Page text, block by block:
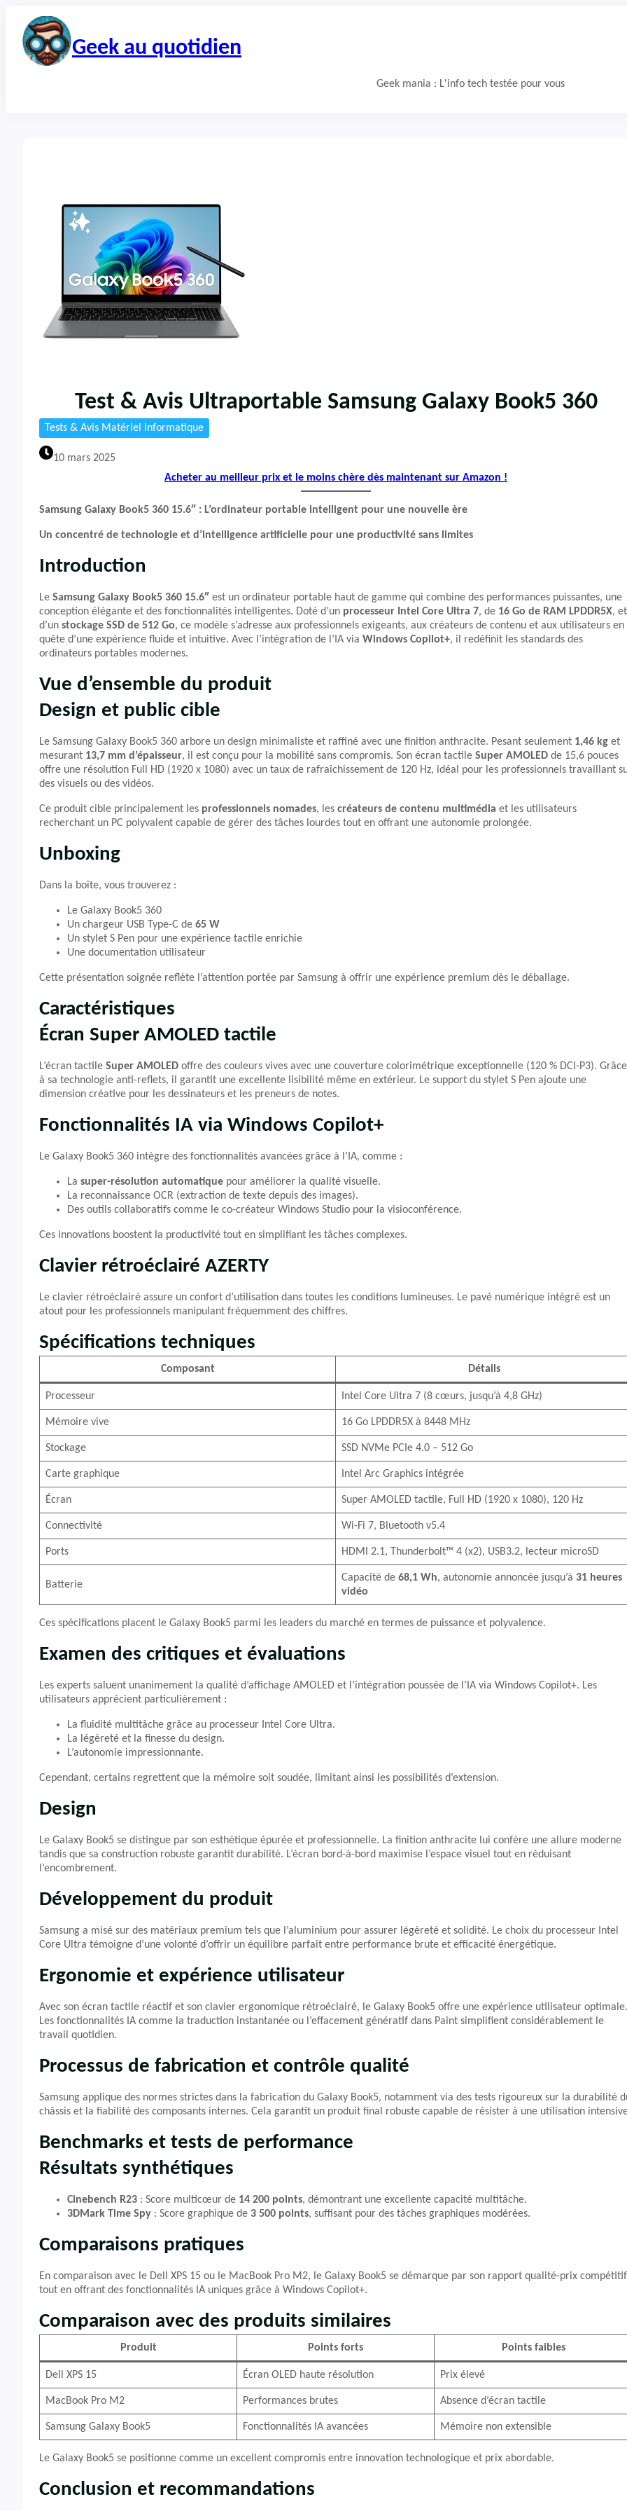
contenu
Geek au quotidien
Geek mania : L'info tech testée pour vous
Test & Avis Ultraportable Samsung Galaxy Book5 360
Tests & Avis Matériel informatique
10 mars 2025
Acheter au meilleur prix et le moins chère dès maintenant sur Amazon !
Samsung Galaxy Book5 360 15.6″ : L’ordinateur portable intelligent pour une nouvelle ère
Un concentré de technologie et d’intelligence artificielle pour une productivité sans limites
Introduction
Le Samsung Galaxy Book5 360 15.6″ est un ordinateur portable haut de gamme qui combine des performances puissantes, une
conception élégante et des fonctionnalités intelligentes. Doté d’un processeur Intel Core Ultra 7, de 16 Go de RAM LPDDR5X, et
d’un stockage SSD de 512 Go, ce modèle s’adresse aux professionnels exigeants, aux créateurs de contenu et aux utilisateurs en
quête d’une expérience fluide et intuitive. Avec l’intégration de l’IA via Windows Copilot+, il redéfinit les standards des
ordinateurs portables modernes.
Vue d’ensemble du produit
Design et public cible
Le Samsung Galaxy Book5 360 arbore un design minimaliste et raffiné avec une finition anthracite. Pesant seulement 1,46 kg et
mesurant 13,7 mm d’épaisseur, il est conçu pour la mobilité sans compromis. Son écran tactile Super AMOLED de 15,6 pouces
offre une résolution Full HD (1920 x 1080) avec un taux de rafraîchissement de 120 Hz, idéal pour les professionnels travaillant
des visuels ou des vidéos.
Ce produit cible principalement les professionnels nomades, les créateurs de contenu multimédia et les utilisateurs
recherchant un PC polyvalent capable de gérer des tâches lourdes tout en offrant une autonomie prolongée.
Unboxing
Dans la boîte, vous trouverez :
Le Galaxy Book5 360
Un chargeur USB Type-C de 65 W
Un stylet S Pen pour une expérience tactile enrichie
Une documentation utilisateur
Cette présentation soignée reflète l’attention portée par Samsung à offrir une expérience premium dès le déballage.
Caractéristiques
Écran Super AMOLED tactile
L’écran tactile Super AMOLED offre des couleurs vives avec une couverture colorimétrique exceptionnelle (120 % DCI-P3). Grâce
à sa technologie anti-reflets, il garantit une excellente lisibilité même en extérieur. Le support du stylet S Pen ajoute une
dimension créative pour les dessinateurs et les preneurs de notes.
Fonctionnalités IA via Windows Copilot+
Le Galaxy Book5 360 intègre des fonctionnalités avancées grâce à l’IA, comme :
La super-résolution automatique pour améliorer la qualité visuelle.
La reconnaissance OCR (extraction de texte depuis des images).
Des outils collaboratifs comme le co-créateur Windows Studio pour la visioconférence.
Ces innovations boostent la productivité tout en simplifiant les tâches complexes.
Clavier rétroéclairé AZERTY
Le clavier rétroéclairé assure un confort d’utilisation dans toutes les conditions lumineuses. Le pavé numérique intégré est un
atout pour les professionnels manipulant fréquemment des chiffres.
Spécifications techniques
Composant Détails
Processeur Intel Core Ultra 7 (8 cœurs, jusqu’à 4,8 GHz)
Mémoire vive 16 Go LPDDR5X à 8448 MHz
Stockage SSD NVMe PCIe 4.0 – 512 Go
Carte graphique Intel Arc Graphics intégrée
Écran Super AMOLED tactile, Full HD (1920 x 1080), 120 Hz
Connectivité Wi-Fi 7, Bluetooth v5.4
Ports HDMI 2.1, Thunderbolt™ 4 (x2), USB3.2, lecteur microSD
Batterie
Capacité de 68,1 Wh, autonomie annoncée jusqu’à 31 heures
vidéo
Ces spécifications placent le Galaxy Book5 parmi les leaders du marché en termes de puissance et polyvalence.
Examen des critiques et évaluations
Les experts saluent unanimement la qualité d’affichage AMOLED et l’intégration poussée de l’IA via Windows Copilot+. Les
utilisateurs apprécient particulièrement :
La fluidité multitâche grâce au processeur Intel Core Ultra.
La légèreté et la finesse du design.
L’autonomie impressionnante.
Cependant, certains regrettent que la mémoire soit soudée, limitant ainsi les possibilités d’extension.
Design
Le Galaxy Book5 se distingue par son esthétique épurée et professionnelle. La finition anthracite lui confère une allure moderne
tandis que sa construction robuste garantit durabilité. L’écran bord-à-bord maximise l’espace visuel tout en réduisant
l’encombrement.
Développement du produit
Samsung a misé sur des matériaux premium tels que l’aluminium pour assurer légèreté et solidité. Le choix du processeur Intel
Core Ultra témoigne d’une volonté d’offrir un équilibre parfait entre performance brute et efficacité énergétique.
Ergonomie et expérience utilisateur
Avec son écran tactile réactif et son clavier ergonomique rétroéclairé, le Galaxy Book5 offre une expérience utilisateur optimale.
Les fonctionnalités IA comme la traduction instantanée ou l’effacement génératif dans Paint simplifient considérablement le
travail quotidien.
Processus de fabrication et contrôle qualité
Samsung applique des normes strictes dans la fabrication du Galaxy Book5, notamment via des tests rigoureux sur la durabilité
châssis et la fiabilité des composants internes. Cela garantit un produit final robuste capable de résister à une utilisation
Benchmarks et tests de performance
Résultats synthétiques
Cinebench R23 : Score multicœur de 14 200 points, démontrant une excellente capacité multitâche.
3DMark Time Spy : Score graphique de 3 500 points, suffisant pour des tâches graphiques modérées.
Comparaisons pratiques
En comparaison avec le Dell XPS 15 ou le MacBook Pro M2, le Galaxy Book5 se démarque par son rapport qualité-prix compétitif
tout en offrant des fonctionnalités IA uniques grâce à Windows Copilot+.
Comparaison avec des produits similaires
Produit Points forts Points faibles
Dell XPS 15 Écran OLED haute résolution Prix élevé
MacBook Pro M2 Performances brutes Absence d’écran tactile
Samsung Galaxy Book5 Fonctionnalités IA avancées Mémoire non extensible
Le Galaxy Book5 se positionne comme un excellent compromis entre innovation technologique et prix abordable.
Conclusion et recommandations